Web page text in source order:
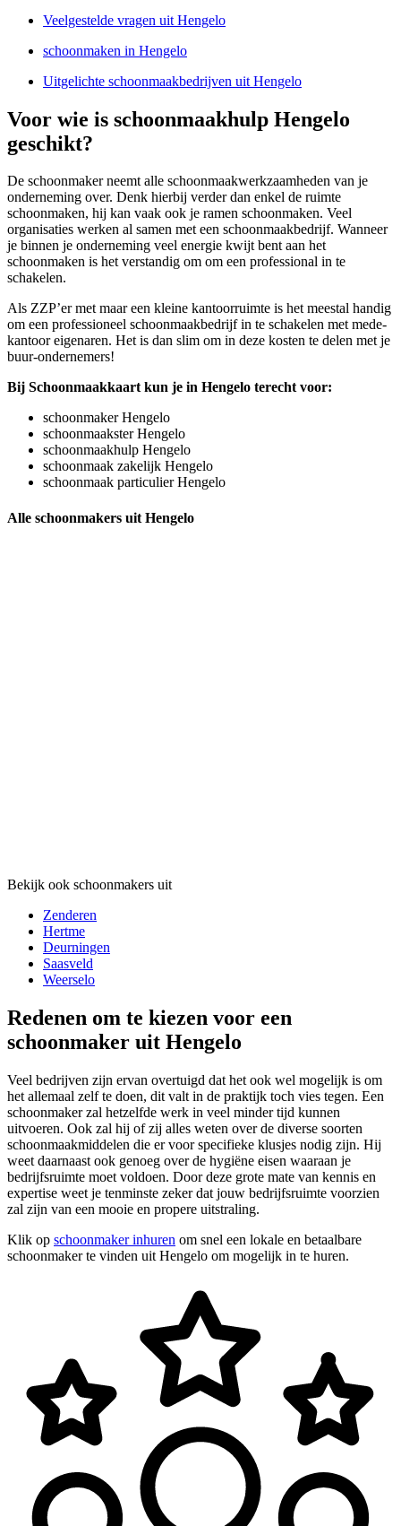
Veelgestelde vragen uit Hengelo
schoonmaken in Hengelo
Uitgelichte schoonmaakbedrijven uit Hengelo
Voor wie is schoonmaakhulp Hengelo
geschikt?
De schoonmaker neemt alle schoonmaakwerkzaamheden van je
onderneming over. Denk hierbij verder dan enkel de ruimte
schoonmaken, hij kan vaak ook je ramen schoonmaken. Veel
organisaties werken al samen met een schoonmaakbedrijf. Wanneer
je binnen je onderneming veel energie kwijt bent aan het
schoonmaken is het verstandig om om een professional in te
schakelen.
Als ZZP’er met maar een kleine kantoorruimte is het meestal handig
om een professioneel schoonmaakbedrijf in te schakelen met mede-
kantoor eigenaren. Het is dan slim om in deze kosten te delen met je
buur-ondernemers!
Bij Schoonmaakkaart kun je in Hengelo terecht voor:
schoonmaker Hengelo
schoonmaakster Hengelo
schoonmaakhulp Hengelo
schoonmaak zakelijk Hengelo
schoonmaak particulier Hengelo
Alle schoonmakers uit Hengelo
Bekijk ook schoonmakers uit
Zenderen
Hertme
Deurningen
Saasveld
Weerselo
Redenen om te kiezen voor een
schoonmaker uit Hengelo
Veel bedrijven zijn ervan overtuigd dat het ook wel mogelijk is om
het allemaal zelf te doen, dit valt in de praktijk toch vies tegen. Een
schoonmaker zal hetzelfde werk in veel minder tijd kunnen
uitvoeren. Ook zal hij of zij alles weten over de diverse soorten
schoonmaakmiddelen die er voor specifieke klusjes nodig zijn. Hij
weet daarnaast ook genoeg over de hygiëne eisen waaraan je
bedrijfsruimte moet voldoen. Door deze grote mate van kennis en
expertise weet je tenminste zeker dat jouw bedrijfsruimte voorzien
zal zijn van een mooie en propere uitstraling.
Klik op schoonmaker inhuren om snel een lokale en betaalbare
schoonmaker te vinden uit Hengelo om mogelijk in te huren.